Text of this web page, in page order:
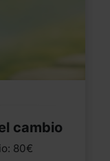
cambio
80€